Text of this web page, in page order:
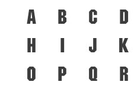
A B C D
H
I J K
O
P Q R